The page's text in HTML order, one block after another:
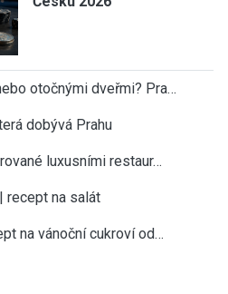
otočnými dveřmi? Pra…
dobývá Prahu
luxusními restaur…
recept na salát
na vánoční cukroví od…